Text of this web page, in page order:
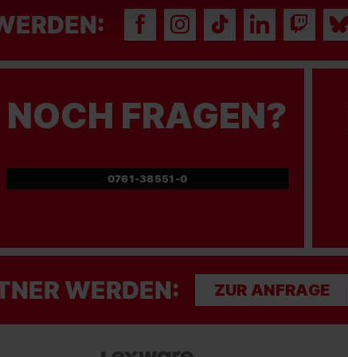
NOCH FRAGEN?
0761-38551-0
WERDEN: ZUR ANFRAGE